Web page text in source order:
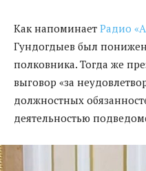
Как напоминает Радио
Гундогдыев был
полковника. Тогда же
выговор «за
должностных
деятельностью